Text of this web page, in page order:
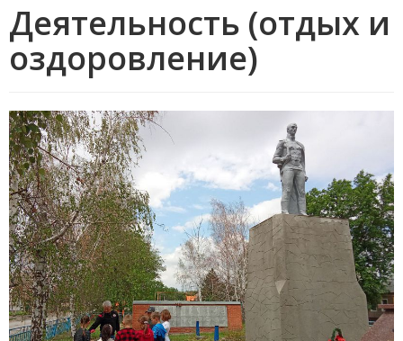
Деятельность (отдых и
оздоровление)